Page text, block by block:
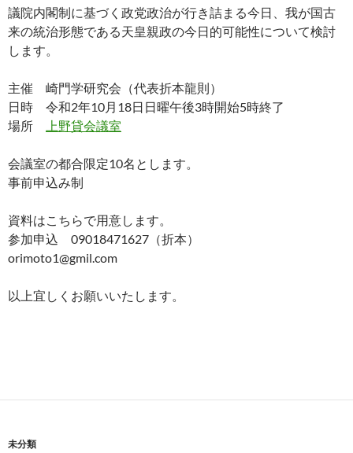
議院内閣制に基づく政党政治が行き詰まる今日、我が国古
来の統治形態である天皇親政の今日的可能性について検討
します。
主催 崎門学研究会（代表折本龍則）
日時 令和2年10月18日日曜午後3時開始5時終了
場所
上野貸会議室
会議室の都合限定10名とします。
事前申込み制
資料はこちらで用意します。
参加申込 09018471627（折本）
orimoto1@gmil.com
以上宜しくお願いいたします。
未分類